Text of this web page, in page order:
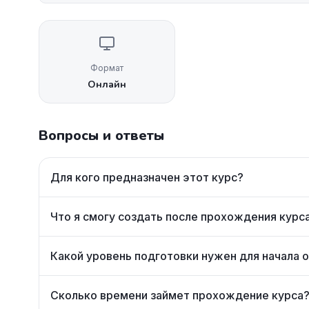
Формат
Онлайн
Вопросы и ответы
Для кого предназначен этот курс?
Что я смогу создать после прохождения
Какой уровень подготовки нужен для начала
Сколько времени займет прохождение курса?